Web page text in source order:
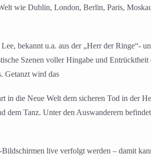
wie Dublin, London, Berlin, Paris,
bekannt u.a. aus der „Herr der Ringe“-
Szenen voller Hingabe und Entrücktheit
Getanzt wird das
in die Neue Welt dem sicheren Tod in der
Tanz. Unter den Auswanderern
live verfolgt werden – damit